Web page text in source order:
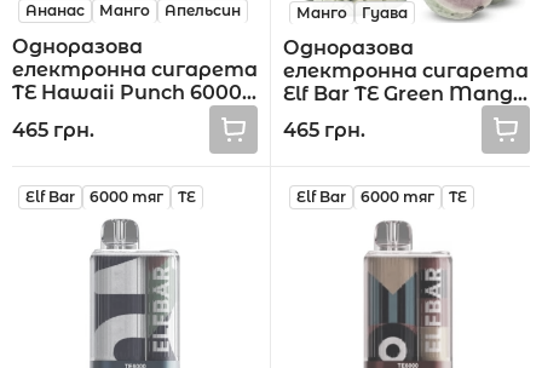
Ананас Манго Апельсин
Одноразова
електронна сигарета
TE Hawaii Punch 6000
465 грн.
Манго Гуава
Одноразова
електронна сигарета
Elf Bar TE Green Mango
Guava 6000 тяг
465 грн.
Elf Bar 6000 тяг TE Elf Bar 6000 тяг TE